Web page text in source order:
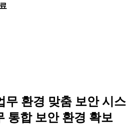
무 환경 맞춤 보안 시스
통합 보안 환경 확보